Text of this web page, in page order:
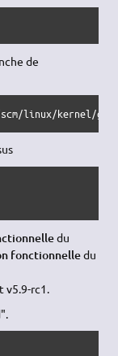
de
linux/kernel/
du
fonctionnelledu
v5.9-rc1.